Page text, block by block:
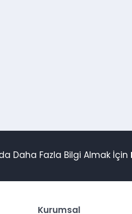
Daha Fazla Bilgi Almak İçin
Kurumsal